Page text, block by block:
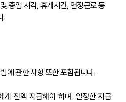
종업 시각, 휴게시간, 연장근로 등
.
에 관한 사항 또한 포함됩니다.
게 전액 지급해야 하며, 일정한 지급